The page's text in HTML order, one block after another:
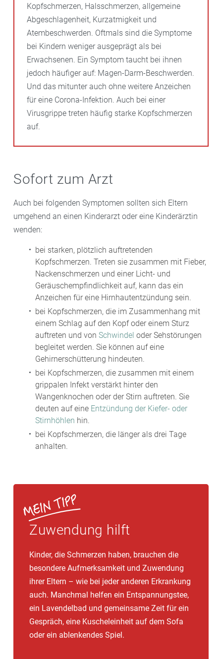
Kopfschmerzen, Halsschmerzen, allgemeine
Abgeschlagenheit, Kurzatmigkeit und
Atembeschwerden. Oftmals sind die Symptome
bei Kindern weniger ausgeprägt als bei
Erwachsenen. Ein Symptom taucht bei ihnen
jedoch häufiger auf: Magen-Darm-Beschwerden.
Und das mitunter auch ohne weitere Anzeichen
für eine Corona-Infektion. Auch bei einer
Virusgrippe treten häufig starke Kopfschmerzen
auf.
Sofort zum Arzt
Auch bei folgenden Symptomen sollten sich Eltern
umgehend an einen Kinderarzt oder eine Kinderärztin
wenden:
bei starken, plötzlich auftretenden
Kopfschmerzen. Treten sie zusammen mit Fieber,
Nackenschmerzen und einer Licht- und
Geräuschempfindlichkeit auf, kann das ein
Anzeichen für eine Hirnhautentzündung sein.
bei Kopfschmerzen, die im Zusammenhang mit
einem Schlag auf den Kopf oder einem Sturz
auftreten und von Schwindel oder Sehstörungen
begleitet werden. Sie können auf eine
Gehirnerschütterung hindeuten.
bei Kopfschmerzen, die zusammen mit einem
grippalen Infekt verstärkt hinter den
Wangenknochen oder der Stirn auftreten. Sie
deuten auf eine Entzündung der Kiefer- oder
Stirnhöhlen hin.
bei Kopfschmerzen, die länger als drei Tage
anhalten.
Zuwendung hilft
Kinder, die Schmerzen haben, brauchen die
besondere Aufmerksamkeit und Zuwendung
ihrer Eltern – wie bei jeder anderen Erkrankung
auch. Manchmal helfen ein Entspannungstee,
ein Lavendelbad und gemeinsame Zeit für ein
Gespräch, eine Kuscheleinheit auf dem Sofa
oder ein ablenkendes Spiel.